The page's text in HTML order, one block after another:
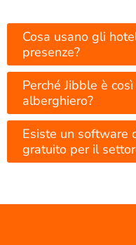
Cosa usano gli
presenze?
Perché Jibble è
alberghiero?
Esiste un software
gratuito per il